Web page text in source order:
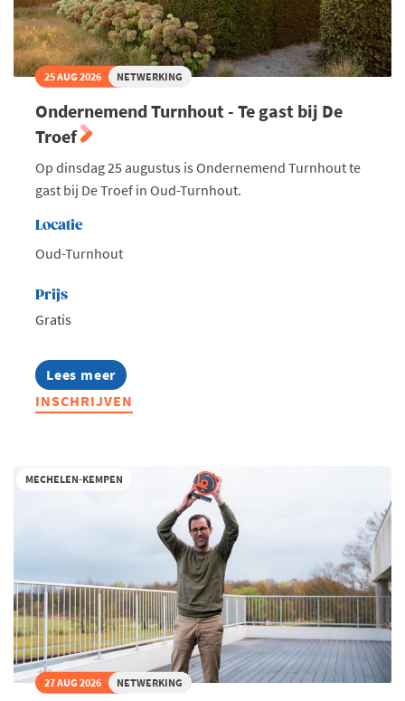
25 AUG 2026 NETWERKING
Ondernemend Turnhout - Te gast bij De
Troef
Op dinsdag 25 augustus is Ondernemend Turnhout te
gast bij De Troef in Oud-Turnhout.
Locatie
Oud-Turnhout
Prijs
Gratis
Lees meer
about
Ondernemend
Turnhout
bij
INSCHRIJVEN
MECHELEN-KEMPEN
27 AUG 2026 NETWERKING